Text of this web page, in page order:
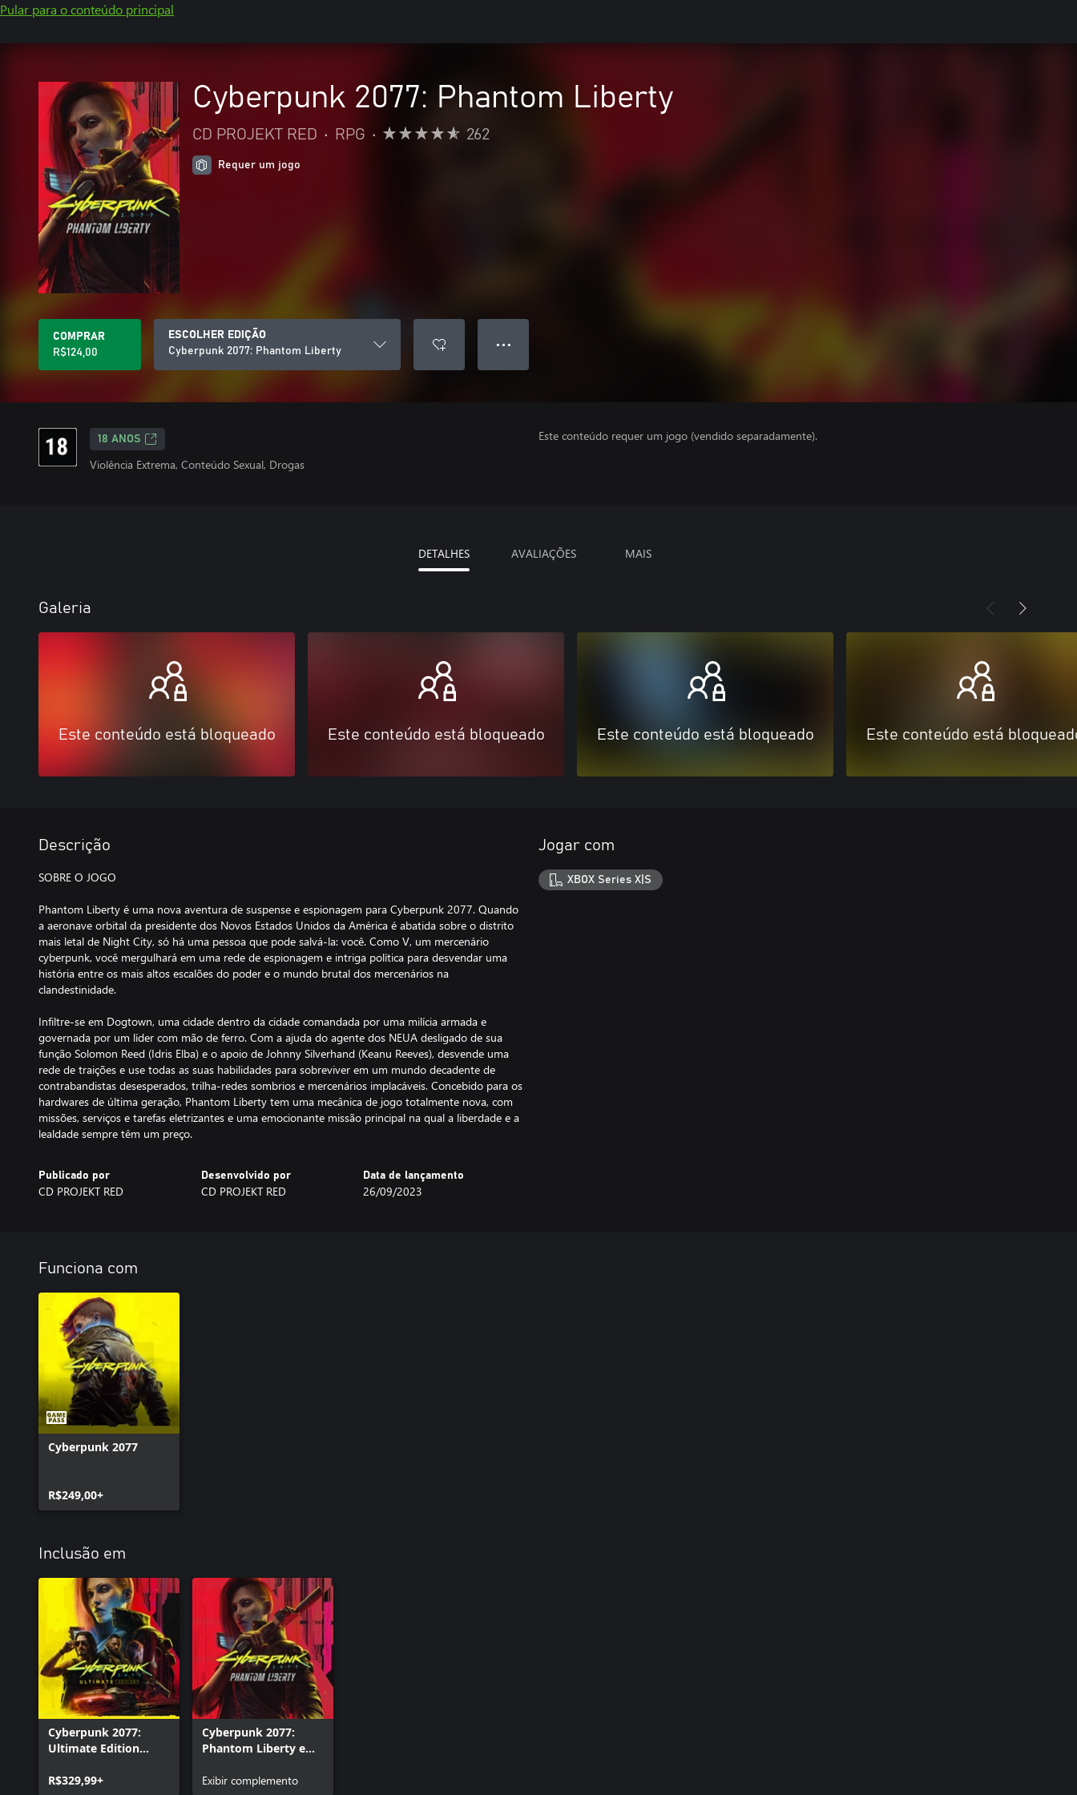
Pular para o conteúdo principal
Cyberpunk 2077: Phantom Liberty
CD PROJEKT RED • RPG • 262
Requer um jogo
COMPRAR
R$124,00
ESCOLHER EDIÇÃO
Cyberpunk 2077: Phantom Liberty
● ● ●
18 ANOS
Violência Extrema, Conteúdo Sexual, Drogas
Este conteúdo requer um jogo (vendido separadamente).
DETALHES AVALIAÇÕES MAIS
Galeria
Este conteúdo está bloqueado Este conteúdo está bloqueado Este conteúdo está bloqueado Este conteúdo está
Descrição
SOBRE O JOGO
Phantom Liberty é uma nova aventura de suspense e espionagem para Cyberpunk 2077. Quando
a aeronave orbital da presidente dos Novos Estados Unidos da América é abatida sobre o distrito
mais letal de Night City, só há uma pessoa que pode salvá-la: você. Como V, um mercenário
cyberpunk, você mergulhará em uma rede de espionagem e intriga política para desvendar uma
história entre os mais altos escalões do poder e o mundo brutal dos mercenários na
clandestinidade.
Infiltre-se em Dogtown, uma cidade dentro da cidade comandada por uma milícia armada e
governada por um líder com mão de ferro. Com a ajuda do agente dos NEUA desligado de sua
função Solomon Reed (Idris Elba) e o apoio de Johnny Silverhand (Keanu Reeves), desvende uma
rede de traições e use todas as suas habilidades para sobreviver em um mundo decadente de
contrabandistas desesperados, trilha-redes sombrios e mercenários implacáveis. Concebido para os
hardwares de última geração, Phantom Liberty tem uma mecânica de jogo totalmente nova, com
missões, serviços e tarefas eletrizantes e uma emocionante missão principal na qual a liberdade e a
lealdade sempre têm um preço.
Publicado por
CD PROJEKT RED
Desenvolvido por
CD PROJEKT RED
Data de lançamento
26/09/2023
Jogar com
XBOX Series X|S
Funciona com
Cyberpunk 2077
R$249,00+
Inclusão em
Cyberpunk 2077:
Ultimate Edition
R$329,99+
Cyberpunk 2077:
Phantom Liberty e
(Bônus de reserva)
Exibir complemento